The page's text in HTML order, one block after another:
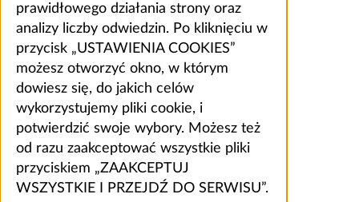
prawidłowego działania strony oraz
analizy liczby odwiedzin. Po kliknięciu w
przycisk „USTAWIENIA COOKIES”
możesz otworzyć okno, w którym
dowiesz się, do jakich celów
wykorzystujemy pliki cookie, i
potwierdzić swoje wybory. Możesz też
od razu zaakceptować wszystkie pliki
przyciskiem „ZAAKCEPTUJ
WSZYSTKIE I PRZEJDŹ DO SERWISU”.